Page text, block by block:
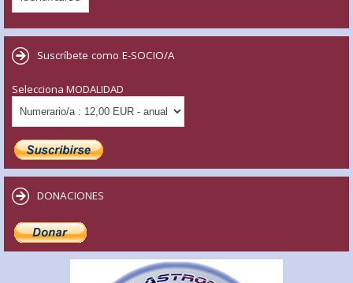
Suscríbete como E-SOCIO/A
Selecciona MODALIDAD
DONACIONES